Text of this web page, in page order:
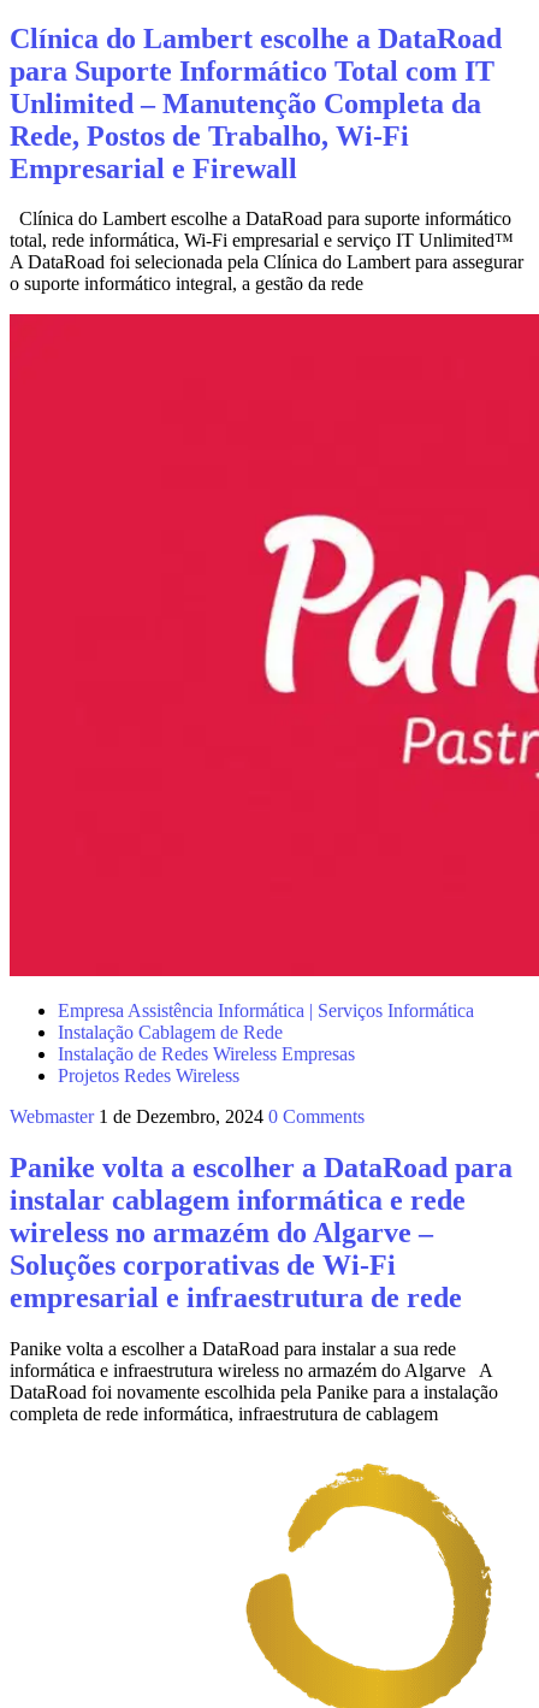
Clínica do Lambert escolhe a DataRoad
para Suporte Informático Total com IT
Unlimited – Manutenção Completa da
Rede, Postos de Trabalho, Wi‑Fi
Empresarial e Firewall
Clínica do Lambert escolhe a DataRoad para suporte informático
total, rede informática, Wi‑Fi empresarial e serviço IT Unlimited™
A DataRoad foi selecionada pela Clínica do Lambert para assegurar
o suporte informático integral, a gestão da rede
Empresa Assistência Informática | Serviços Informática
Instalação Cablagem de Rede
Instalação de Redes Wireless Empresas
Projetos Redes Wireless
Webmaster 1 de Dezembro, 2024 0 Comments
Panike volta a escolher a DataRoad para
instalar cablagem informática e rede
wireless no armazém do Algarve –
Soluções corporativas de Wi‑Fi
empresarial e infraestrutura de rede
Panike volta a escolher a DataRoad para instalar a sua rede
informática e infraestrutura wireless no armazém do Algarve A
DataRoad foi novamente escolhida pela Panike para a instalação
completa de rede informática, infraestrutura de cablagem